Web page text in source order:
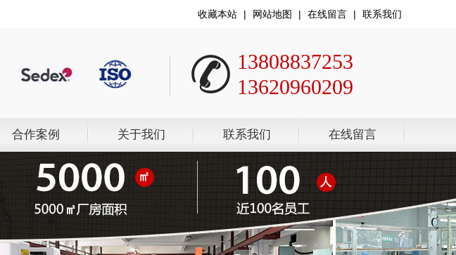
收藏本站 | 网站地图 | 在线留言 | 联系我们
13808837253
13620960209
合作案例 关于我们 联系我们 在线留言